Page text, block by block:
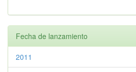
Fecha de lanzamiento
2011